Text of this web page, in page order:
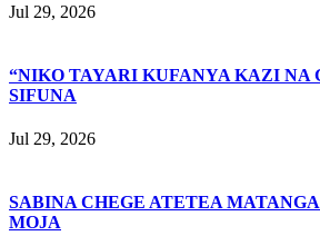
Jul 29, 2026
“NIKO TAYARI KUFANYA KAZI NA
SIFUNA
Jul 29, 2026
SABINA CHEGE ATETEA
MOJA